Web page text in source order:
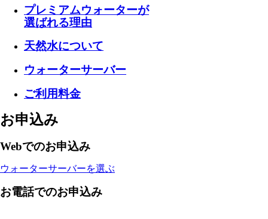
プレミアムウォーターが
選ばれる理由
天然水について
ウォーターサーバー
ご利用料金
お申込み
Webでのお申込み
ウォーターサーバーを選ぶ
お電話でのお申込み